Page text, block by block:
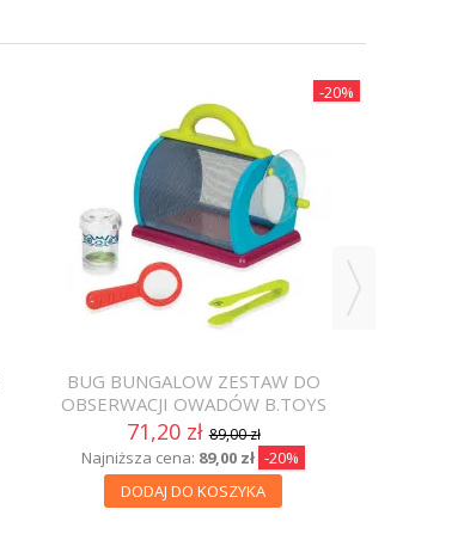
-20%
BUG BUNGALOW ZESTAW DO
OBSERWACJI OWADÓW B.TOYS
71,20 zł89,00 zł
Najniższa cena: 89,00 zł -20%
DODAJ DO KOSZYKA